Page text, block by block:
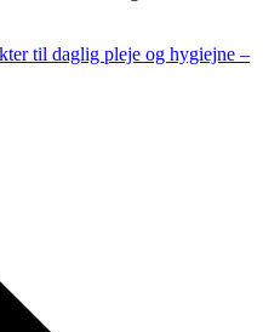
til daglig pleje og hygiejne –